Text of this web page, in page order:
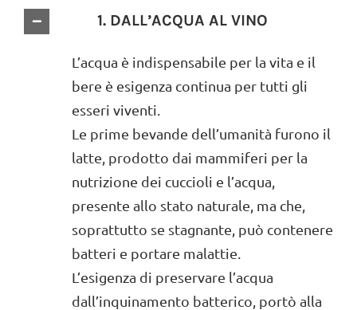
1. DALL’ACQUA AL VINO
L’acqua è indispensabile per la vita e il
bere è esigenza continua per tutti gli
esseri viventi.
Le prime bevande dell’umanità furono il
latte, prodotto dai mammiferi per la
nutrizione dei cuccioli e l’acqua,
presente allo stato naturale, ma che,
soprattutto se stagnante, può contenere
batteri e portare malattie.
L’esigenza di preservare l’acqua
dall’inquinamento batterico, portò alla